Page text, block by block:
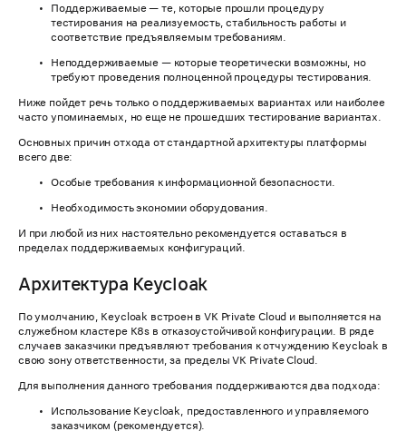
Поддерживаемые — те, которые прошли процедуру
тестирования на реализуемость, стабильность работы и
соответствие предъявляемым требованиям.
Неподдерживаемые — которые теоретически возможны, но
требуют проведения полноценной процедуры тестирования.
Ниже пойдет речь только о поддерживаемых вариантах или наиболее
часто упоминаемых, но еще не прошедших тестирование вариантах.
Основных причин отхода от стандартной архитектуры платформы
всего две:
Особые требования к информационной безопасности.
Необходимость экономии оборудования.
И при любой из них настоятельно рекомендуется оставаться в
пределах поддерживаемых конфигураций.
Архитектура Keycloak
По умолчанию, Keycloak встроен в VK Private Cloud и выполняется на
служебном кластере K8s в отказоустойчивой конфигурации. В ряде
случаев заказчики предъявляют требования к отчуждению Keycloak в
свою зону ответственности, за пределы VK Private Cloud.
Для выполнения данного требования поддерживаются два подхода:
Использование Keycloak, предоставленного и управляемого
заказчиком (рекомендуется).